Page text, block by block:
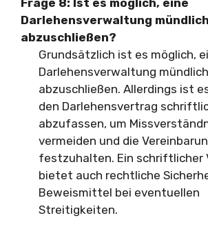
Darlehensverwaltung mündlich
abzuschließen?
Grundsätzlich ist es möglich,
Darlehensverwaltung mündlich
abzuschließen. Allerdings ist
den Darlehensvertrag
abzufassen, um
vermeiden und die
festzuhalten. Ein schriftlicher
bietet auch rechtliche
Beweismittel bei eventuellen
Streitigkeiten.